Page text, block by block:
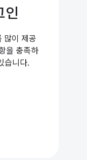
많이 제공
을 충족하
습니다.